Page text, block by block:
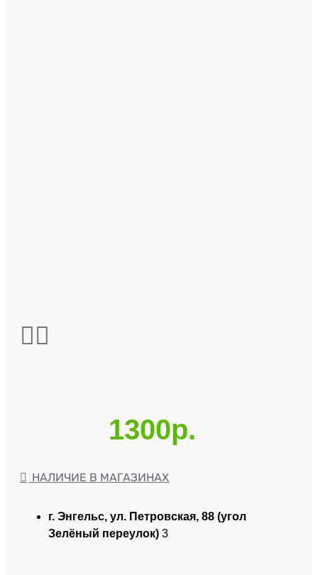
1300р.
НАЛИЧИЕ В МАГАЗИНАХ
г. Энгельс, ул. Петровская, 88 (угол
Зелёный переулок) 3